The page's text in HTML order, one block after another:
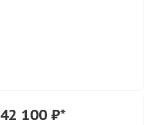
42 100 ₽*